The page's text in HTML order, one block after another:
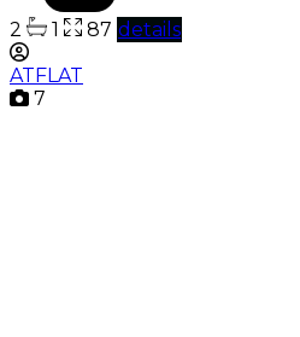
2 1 87 details
ATFLAT
7